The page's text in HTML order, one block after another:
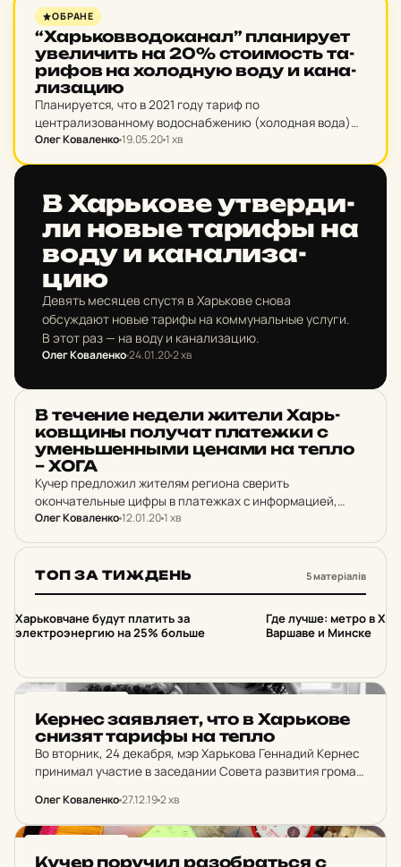
НОВИНИ ХАРКОВА
ОБРАНЕ
“Харь­ков­во­до­ка­нал” пла­ни­ру­ет
уве­ли­чить на 20% сто­и­мость та­
ри­фов на хо­лод­ную воду и ка­на­
ли­за­цию
Планируется, что в 2021 году тариф по
централизованному водоснабжению (холодная вода)
для населения вырастет на 22,1% и составит 18,6 гривен
Олег Коваленко19.05.201 хв
В Харь­ко­ве ут­вер­ди­
ли новые тарифы на
воду и ка­на­ли­за­
цию
Девять месяцев спустя в Харькове снова
обсуждают новые тарифы на коммунальные услуги.
В этот раз — на воду и канализацию.
Олег Коваленко24.01.202 хв
НОВИНИ ХАРКОВА
В те­че­ние недели жители Харь­
ков­щины по­лу­чат пла­теж­ки с
умень­шен­ными ценами на тепло
– ХОГА
Кучер предложил жителям региона сверить
окончательные цифры в платежках с информацией,
которую предоставило облгосадминистрации
Олег Коваленко12.01.201 хв
ТОП ЗА ТИЖДЕНЬ 5 матеріалів
1
Харьковчане будут платить за
электроэнергию на 25% больше
2
Где лучше: метро в
Варшаве и Минске
Кернес за­яв­ля­ет, что в Харь­ко­ве
снизят тарифы на тепло
Во вторник, 24 декабря, мэр Харькова Геннадий Кернес
принимал участие в заседании Совета развития громад
Украины. Глава государства Владимир Зеленский
поставил задание перед всеми руководителями…
Олег Коваленко27.12.192 хв
Кучер по­ру­чил ра­зоб­рать­ся с